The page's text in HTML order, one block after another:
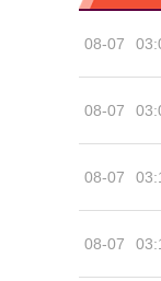
08-07
08-07
08-07
08-07